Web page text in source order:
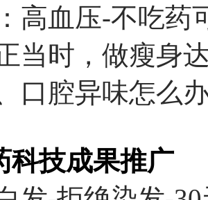
高血压-不吃药
当时，做瘦身
口腔异味怎么
科技成果推广